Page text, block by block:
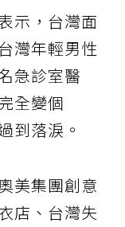
示，台灣面
灣年輕男性
急診室醫
全變個
到落淚。
美集團創意
店、台灣失